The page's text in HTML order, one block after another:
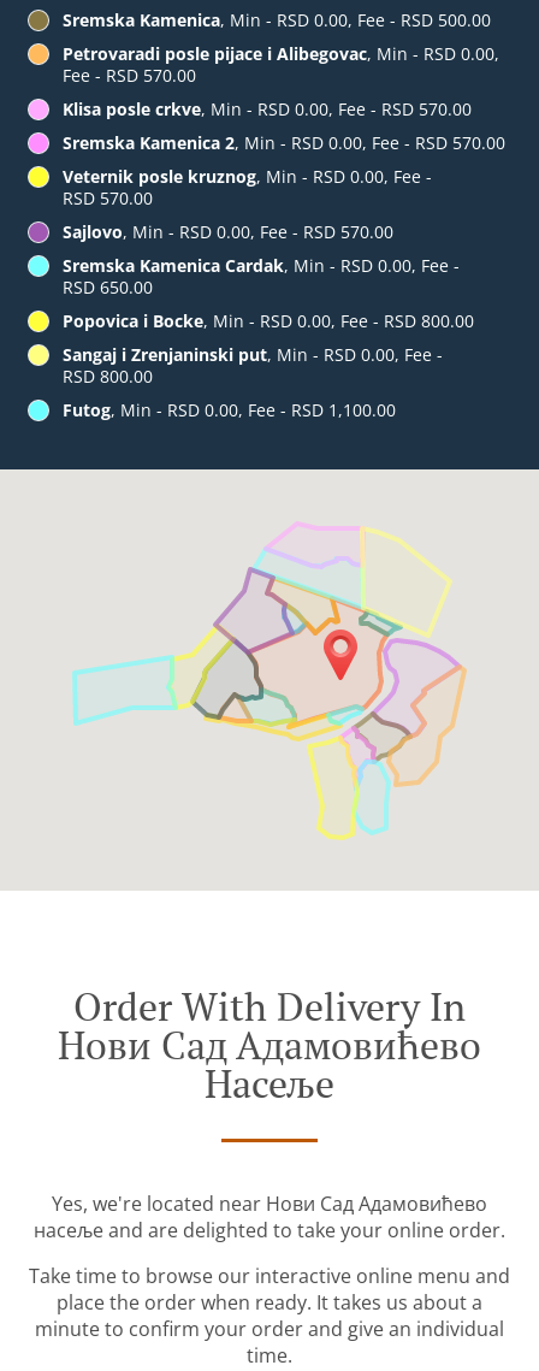
Sremska Kamenica, Min - RSD 0.00, Fee - RSD 500.00
Petrovaradi posle pijace i Alibegovac, Min - RSD 0.00,
Fee - RSD 570.00
Klisa posle crkve, Min - RSD 0.00, Fee - RSD 570.00
Sremska Kamenica 2, Min - RSD 0.00, Fee - RSD 570.00
Veternik posle kruznog, Min - RSD 0.00, Fee -
RSD 570.00
Sajlovo, Min - RSD 0.00, Fee - RSD 570.00
Sremska Kamenica Cardak, Min - RSD 0.00, Fee -
RSD 650.00
Popovica i Bocke, Min - RSD 0.00, Fee - RSD 800.00
Sangaj i Zrenjaninski put, Min - RSD 0.00, Fee -
RSD 800.00
Futog, Min - RSD 0.00, Fee - RSD 1,100.00
Order With Delivery In
Нови Сад Адамовићево
Насеље
Yes, we're located near Нови Сад Адамовићево
насеље and are delighted to take your online order.
Take time to browse our interactive online menu and
place the order when ready. It takes us about a
minute to confirm your order and give an individual
time.